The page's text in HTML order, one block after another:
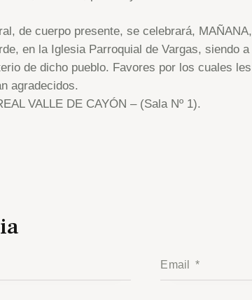
de cuerpo presente, se celebrará, MAÑANA,
en la Iglesia Parroquial de Vargas, siendo a
de dicho pueblo. Favores por los cuales les
agradecidos.
VALLE DE CAYÓN – (Sala Nº 1).